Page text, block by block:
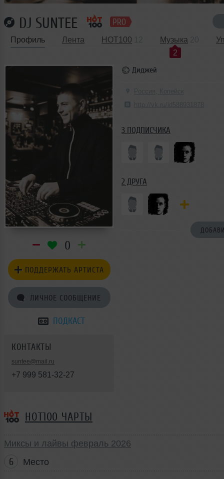
DJ SUNTEE
Профиль Лента HOT100
Музыка
2
0
ПОДДЕРЖАТЬ АРТИСТА
ЛИЧНОЕ СООБЩЕНИЕ
ПОДКАСТ
КОНТАКТЫ
suntee@mail.ru
+7 999 581-32-27
Диджей
3 ПОДПИСЧИКА
2 ДРУГА
HOT100 ЧАРТЫ
Миксы и лайвы февраль 2026
6 Место